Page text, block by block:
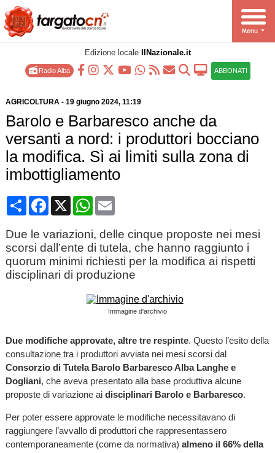
Edizione locale IlNazionale.it
Radio Alba ABBONATI
AGRICOLTURA- 19 giugno 2024, 11:19
Barolo e Barbaresco anche da
versanti a nord: i produttori bocciano
la modifica. Sì ai limiti sulla zona di
imbottigliamento
CondividiFacebook
X WhatsApp
Email
Due le variazioni, delle cinque proposte nei mesi
scorsi dall’ente di tutela, che hanno raggiunto i
quorum minimi richiesti per la modifica ai rispetti
disciplinari di produzione
Immagine d'archivio
Due modifiche approvate, altre tre respinte. Questo l’esito della
consultazione tra i produttori avviata nei mesi scorsi dal
Consorzio di Tutela Barolo Barbaresco Alba Langhe e
Dogliani, che aveva presentato alla base produttiva alcune
proposte di variazione ai disciplinari Barolo e Barbaresco.
Per poter essere approvate le modifiche necessitavano di
raggiungere l’avvallo di produttori che rappresentassero
contemporaneamente (come da normativa) almeno il 66% della